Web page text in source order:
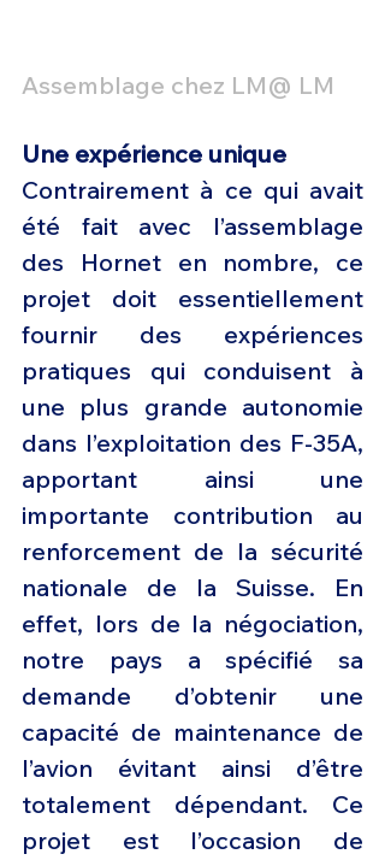
Assemblage chez LM@ LM
Une expérience unique
Contrairement à ce qui avait
été fait avec l’assemblage
des Hornet en nombre, ce
projet doit essentiellement
fournir des expériences
pratiques qui conduisent à
une plus grande autonomie
dans l’exploitation des F-35A,
apportant ainsi une
importante contribution au
renforcement de la sécurité
nationale de la Suisse. En
effet, lors de la négociation,
notre pays a spécifié sa
demande d’obtenir une
capacité de maintenance de
l’avion évitant ainsi d’être
totalement dépendant. Ce
projet est l’occasion de